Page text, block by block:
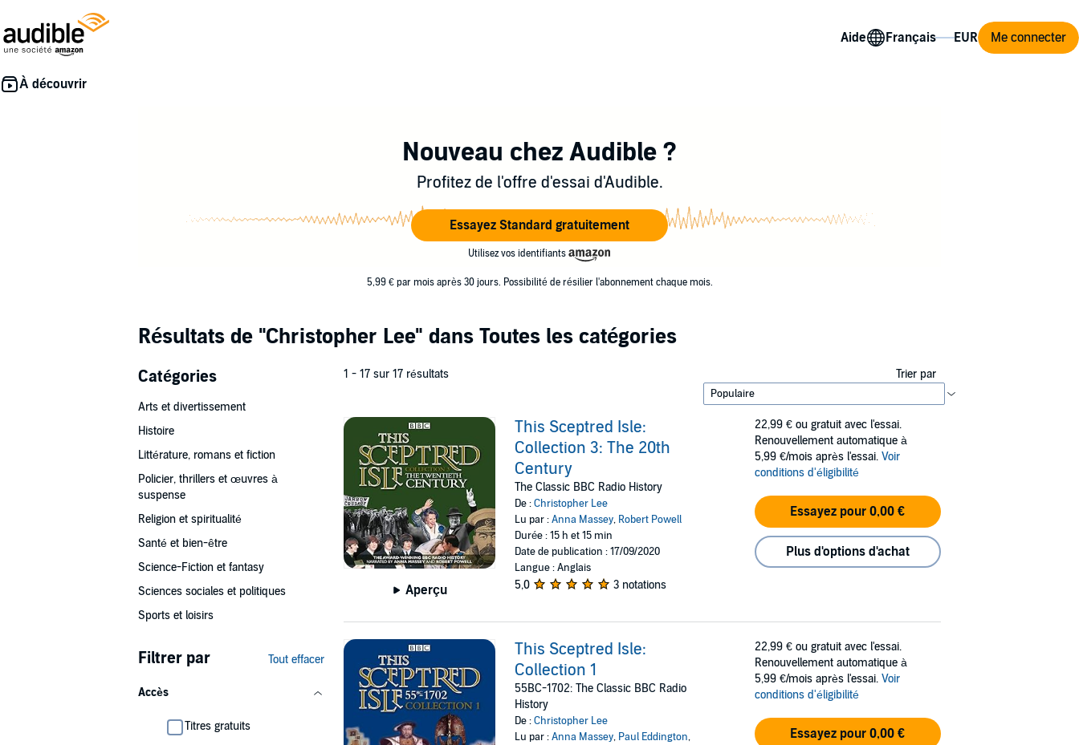
Aide Me connecter
Nouveau chez Audible ?
Profitez de l'offre d'essai d'Audible.
Essayez Standard gratuitement
Utilisez vos identifiants
5,99 € par mois après 30 jours. Possibilité de résilier l'abonnement chaque mois.
Résultats de "Christopher Lee" dans Toutes les catégories
Catégories
Arts et divertissement
Histoire
Littérature, romans et fiction
Policier, thrillers et œuvres à
suspense
Religion et spiritualité
Santé et bien-être
Science-Fiction et fantasy
Sciences sociales et politiques
Sports et loisirs
Filtrer par Tout effacer
Accès
Titres gratuits
1 - 17 sur 17 résultats Trier par
Aperçu
This Sceptred Isle:
Collection 3: The 20th
Century
The Classic BBC Radio History
De :Christopher Lee
Lu par :Anna Massey, Robert Powell
Durée : 15 h et 15 min
Date de publication : 17/09/2020
Langue : Anglais
5,0 3 notations
22,99 € ou gratuit avec l'essai.
Renouvellement automatique à
5,99 €/mois après l'essai. Voir
conditions d'éligibilité
Essayez pour 0,00 €
Plus d'options d'achat
This Sceptred Isle:
Collection 1
55BC-1702: The Classic BBC Radio
History
De :Christopher Lee
Lu par :Anna Massey, Paul Eddington,
22,99 € ou gratuit avec l'essai.
Renouvellement automatique à
5,99 €/mois après l'essai. Voir
conditions d'éligibilité
Essayez pour 0,00 €